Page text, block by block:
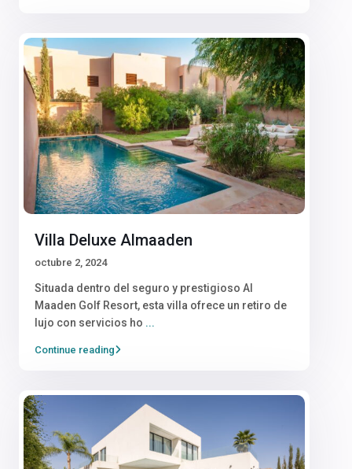
Villa Deluxe Almaaden
octubre 2, 2024
Situada dentro del seguro y prestigioso Al
Maaden Golf Resort, esta villa ofrece un retiro de
lujo con servicios ho ...
Continue reading